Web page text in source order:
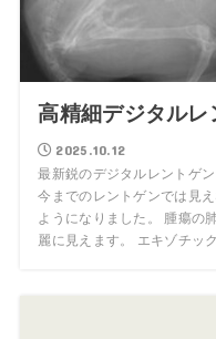
高精細デジタル
2025.10.12
最新鋭のデジタルレントゲ
今までのレントゲンでは見
ようになりました。 腫瘍の
麗に見えます。 エキゾチッ